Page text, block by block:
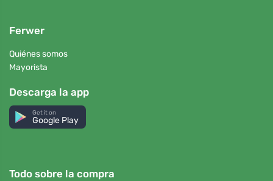
Ferwer
Quiénes somos
Mayorista
Descarga la app
Get it on
Google Play
Todo sobre la compra